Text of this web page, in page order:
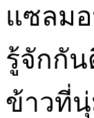
แซลม
รู้จักกั
ข้าวที่